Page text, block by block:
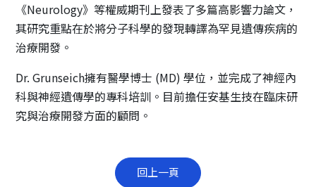
《Neurology》等權威期刊上發表了多篇高影響力論文，
其研究重點在於將分子科學的發現轉譯為罕見遺傳疾病的
治療開發。
Dr. Grunseich擁有醫學博士 (MD) 學位，並完成了神經內
科與神經遺傳學的專科培訓。目前擔任安基生技在臨床研
究與治療開發方面的顧問。
回上一頁